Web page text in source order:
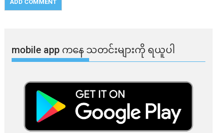
mobile app ​​ကနေ ​​သတင်းများကို ရယူပါ